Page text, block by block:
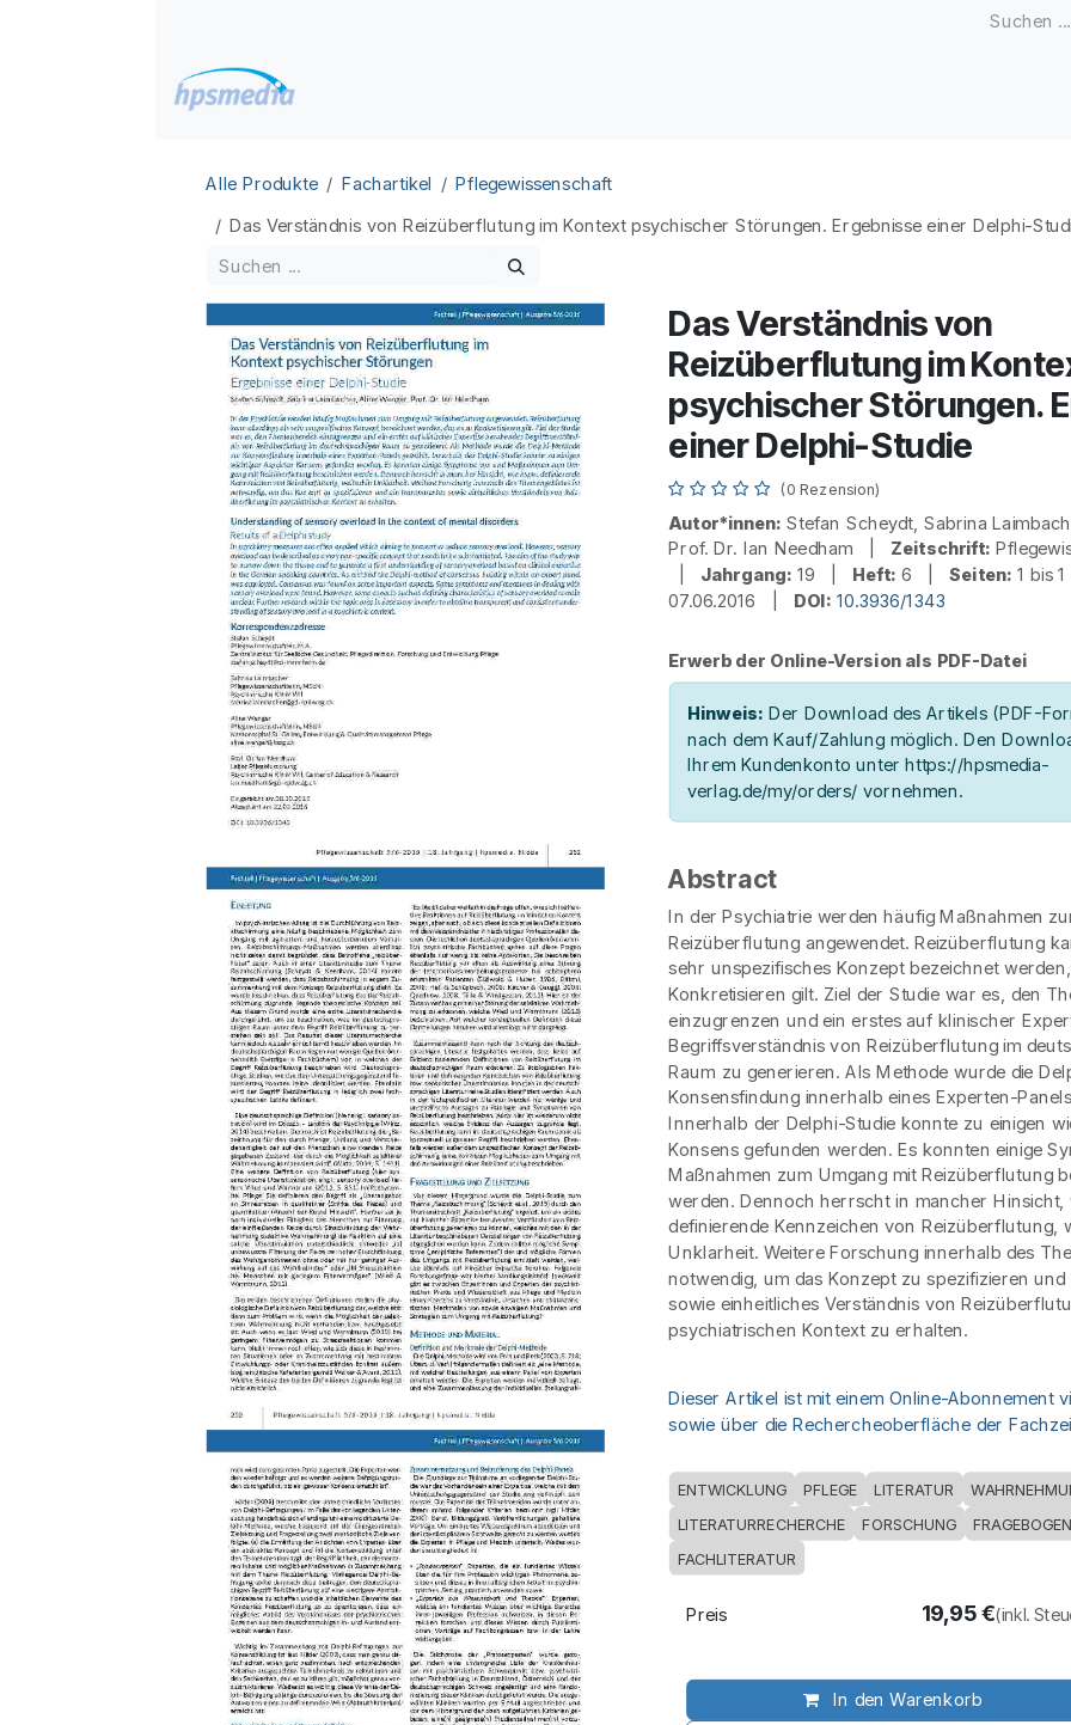
Alle Produkte Fachartikel
Pflegewissenschaft
Das Verständnis von Reizüberflutung im Kontext psychischer Störungen. Ergebnisse einer Delphi-
Das Verständnis von
Reizüberflutung im
psychischer Störungen.
einer Delphi-Studie
(0 Rezension)
Autor*innen: Stefan Scheydt, Sabrina
Prof. Dr. Ian Needham | Zeitschrift:
Jahrgang: 19 | Heft: 6 |Seiten: 1 bis
07.06.2016 | DOI: 10.3936/1343
Erwerb der Online-Version als PDF-Datei
Hinweis: Der Download des Artikels (PDF-
nach dem Kauf/Zahlung möglich. Den
Ihrem Kundenkonto unter https://hpsmedia-
verlag.de/my/orders/ vornehmen.
Abstract
In der Psychiatrie werden häufig Maßnahmen
Reizüberflutung angewendet. Reizüberflutung
sehr unspezifisches Konzept bezeichnet
Konkretisieren gilt. Ziel der Studie war es, den
einzugrenzen und ein erstes auf klinischer
Begriffsverständnis von Reizüberflutung im
Raum zu generieren. Als Methode wurde die
Konsensfindung innerhalb eines Experten-
Innerhalb der Delphi-Studie konnte zu einigen
Konsens gefunden werden. Es konnten einige
Maßnahmen zum Umgang mit Reizüberflutung
werden. Dennoch herrscht in mancher Hinsicht,
definierende Kennzeichen von Reizüberflutung,
Unklarheit. Weitere Forschung innerhalb des
notwendig, um das Konzept zu spezifizieren
sowie einheitliches Verständnis von
psychiatrischen Kontext zu erhalten.
Dieser Artikel ist mit einem Online-Abonnement
sowie über die Rechercheoberfläche der
ENTWICKLUNG PFLEGE LITERATUR
LITERATURRECHERCHE FORSCHUNG FRAGEBOGEN
FACHLITERATUR
In den Warenkorb
Preis 19,95€(inkl.